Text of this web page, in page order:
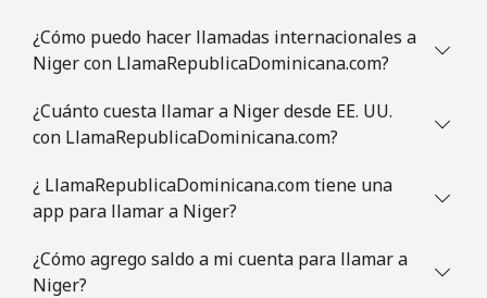
¿Cómo puedo hacer llamadas internacionales a
Niger con LlamaRepublicaDominicana.com?
¿Cuánto cuesta llamar a Niger desde EE. UU.
con LlamaRepublicaDominicana.com?
¿ LlamaRepublicaDominicana.com tiene una
app para llamar a Niger?
¿Cómo agrego saldo a mi cuenta para llamar a
Niger?